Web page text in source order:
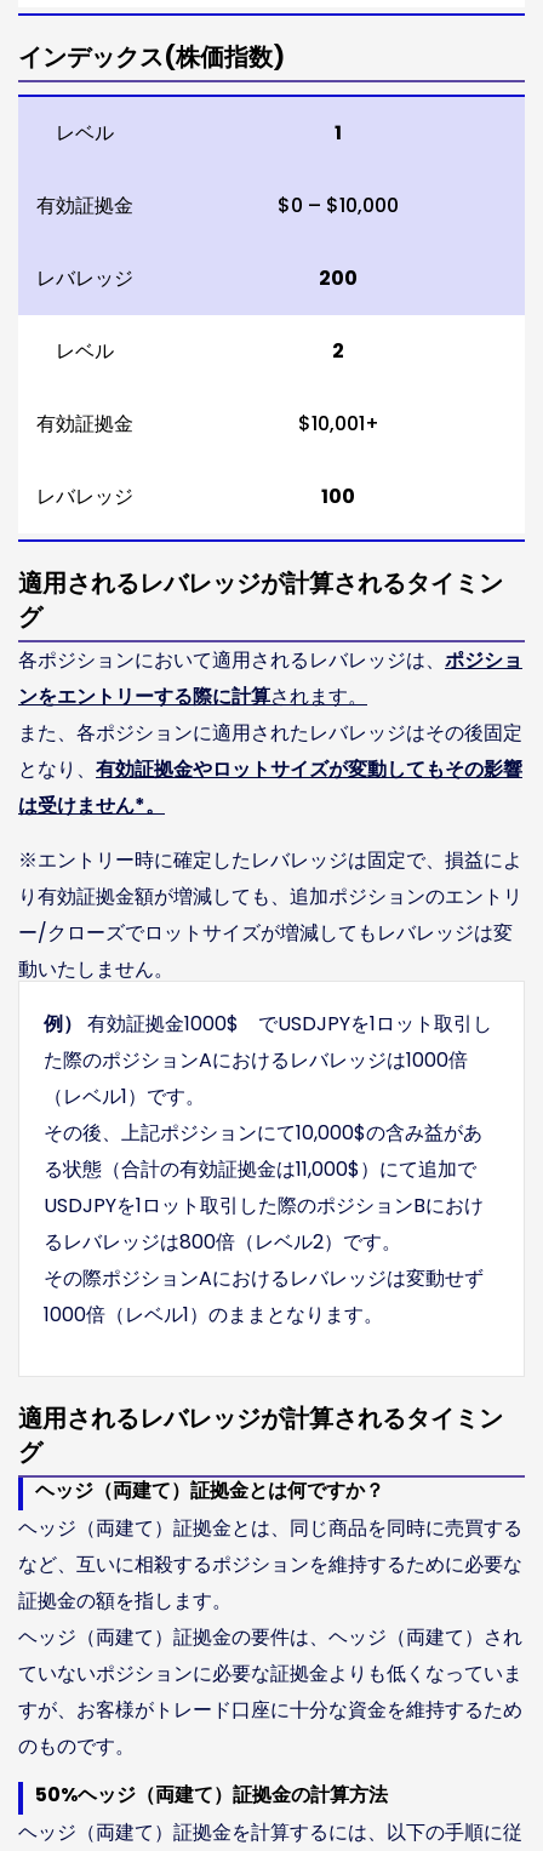
インデックス(株価指数)
レベル 1
有効証拠金 $0 – $10,000
レバレッジ 200
レベル 2
有効証拠金 $10,001+
レバレッジ 100
適用されるレバレッジが計算されるタイミン
グ
各ポジションにおいて適用されるレバレッジは、 ポジショ
ンをエントリーする際に計算されます。
また、各ポジションに適用されたレバレッジはその後固定
となり、 有効証拠金やロットサイズが変動してもその影響
は受けません*。
※エントリー時に確定したレバレッジは固定で、損益によ
り有効証拠金額が増減しても、追加ポジションのエントリ
ー/クローズでロットサイズが増減してもレバレッジは変
動いたしません。
例） 有効証拠金1000$ でUSDJPYを1ロット取引し
た際のポジションAにおけるレバレッジは1000倍
（レベル1）です。
その後、上記ポジションにて10,000$の含み益があ
る状態（合計の有効証拠金は11,000$）にて追加で
USDJPYを1ロット取引した際のポジションBにおけ
るレバレッジは800倍（レベル2）です。
その際ポジションAにおけるレバレッジは変動せず
1000倍（レベル1）のままとなります。
適用されるレバレッジが計算されるタイミン
グ
ヘッジ（両建て）証拠金とは何ですか？
ヘッジ（両建て）証拠金とは、同じ商品を同時に売買する
など、互いに相殺するポジションを維持するために必要な
証拠金の額を指します。
ヘッジ（両建て）証拠金の要件は、ヘッジ（両建て）され
ていないポジションに必要な証拠金よりも低くなっていま
すが、お客様がトレード口座に十分な資金を維持するため
のものです。
50%ヘッジ（両建て）証拠金の計算方法
ヘッジ（両建て）証拠金を計算するには、以下の手順に従